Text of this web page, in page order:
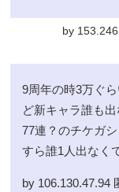
by
9周年の時3万ぐ
ど新キャラ誰も
77連？のチケガ
すら誰1人出なく
by 106.130.47.94